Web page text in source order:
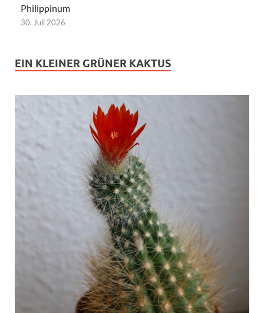
Philippinum
30. Juli 2026
EIN KLEINER GRÜNER KAKTUS